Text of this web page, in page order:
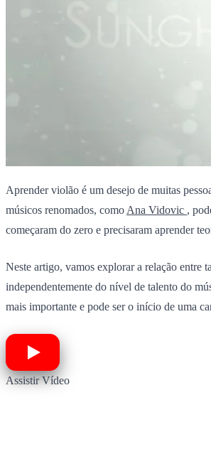
Aprender violão é um desejo de muitas
músicos renomados, como Ana Vidovic ,
começaram do zero e precisaram aprender
Neste artigo, vamos explorar a relação entre
independentemente do nível de talento do
mais importante e pode ser o início de uma
Assistir Vídeo